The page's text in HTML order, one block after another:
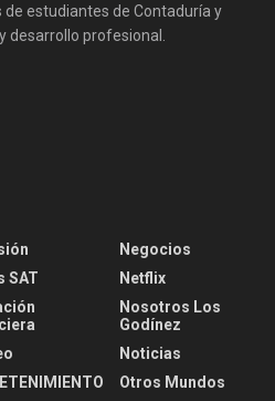
estudiantes de Contaduría y
desarrollo profesional.
SAT
Negocios
Netflix
Nosotros Los
Godínez
Noticias
Otros Mundos